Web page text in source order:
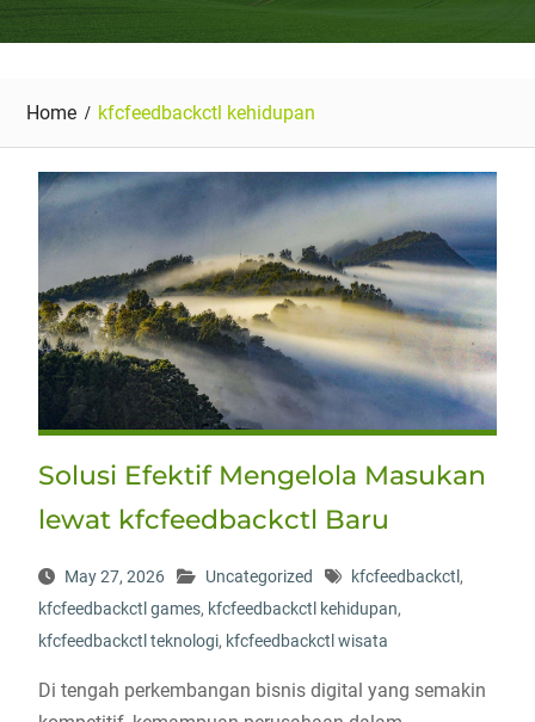
Home kfcfeedbackctl kehidupan
Solusi Efektif Mengelola Masukan
lewat kfcfeedbackctl Baru
May 27, 2026 Uncategorized kfcfeedbackctl ,
kfcfeedbackctl games, kfcfeedbackctl kehidupan,
kfcfeedbackctl teknologi, kfcfeedbackctl wisata
Di tengah perkembangan bisnis digital yang semakin